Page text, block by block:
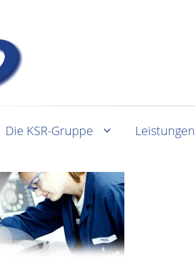
Die KSR-Gruppe Leistungen